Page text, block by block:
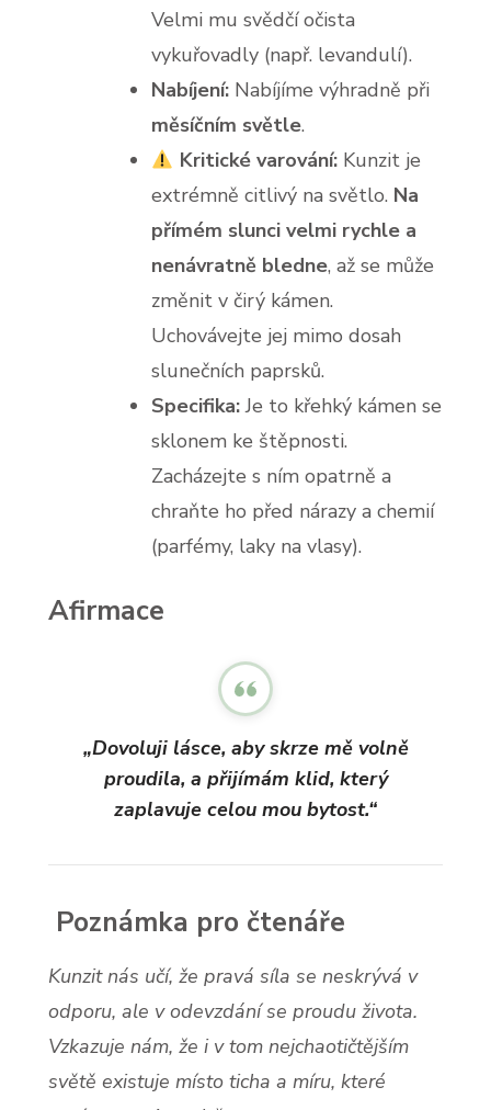
Velmi mu svědčí očista
vykuřovadly (např. levandulí).
Nabíjení: Nabíjíme výhradně při
měsíčním světle.
Kritické varování:Kunzit je
extrémně citlivý na světlo. Na
přímém slunci velmi rychle a
nenávratně bledne, až se může
změnit v čirý kámen.
Uchovávejte jej mimo dosah
slunečních paprsků.
Specifika:Je to křehký kámen se
sklonem ke štěpnosti.
Zacházejte s ním opatrně a
chraňte ho před nárazy a chemií
(parfémy, laky na vlasy).
Afirmace
„Dovoluji lásce, aby skrze mě volně
proudila, a přijímám klid, který
zaplavuje celou mou bytost.“
Poznámka pro čtenáře
Kunzit nás učí, že pravá síla se neskrývá v
odporu, ale v odevzdání se proudu života.
Vzkazuje nám, že i v tom nejchaotičtějším
světě existuje místo ticha a míru, které